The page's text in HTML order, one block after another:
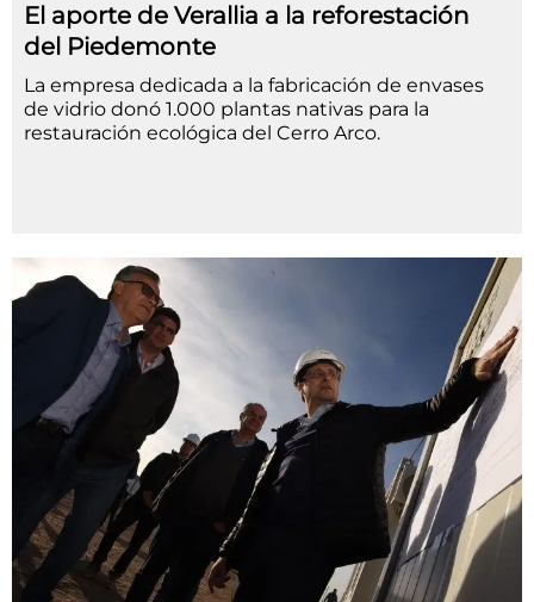
El aporte de Verallia a la reforestación
del Piedemonte
La empresa dedicada a la fabricación de envases
de vidrio donó 1.000 plantas nativas para la
restauración ecológica del Cerro Arco.